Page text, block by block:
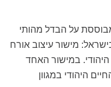
על הבדל מהותי
מישור עיצוב אורח
היהודי. במישור האחד
היהודי במגוון